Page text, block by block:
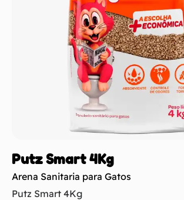
Putz Smart 4Kg
Arena Sanitaria para Gatos
Putz Smart 4Kg